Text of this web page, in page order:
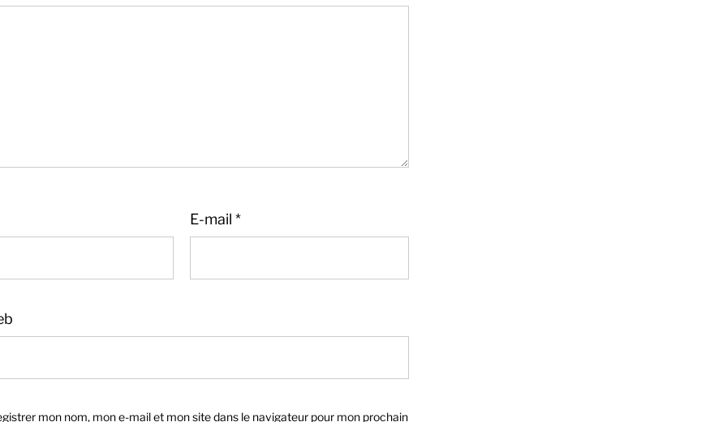
E-mail *
mon nom, mon e-mail et mon site dans le navigateur pour mon prochain